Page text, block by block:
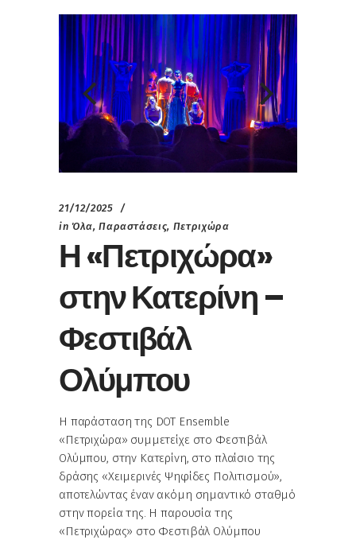
21/12/2025
in Όλα,Παραστάσεις, Πετριχώρα
Η «Πετριχώρα»
στην Κατερίνη –
Φεστιβάλ
Ολύμπου
Η παράσταση της DOT Ensemble
«Πετριχώρα» συμμετείχε στο Φεστιβάλ
Ολύμπου, στην Κατερίνη, στο πλαίσιο της
δράσης «Χειμερινές Ψηφίδες Πολιτισμού»,
αποτελώντας έναν ακόμη σημαντικό σταθμό
στην πορεία της. Η παρουσία της
«Πετριχώρας» στο Φεστιβάλ Ολύμπου